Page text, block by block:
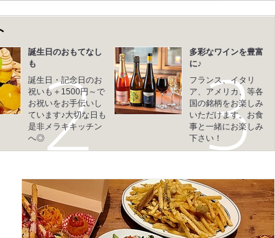
誕生日のおもてなし
も
誕生日・記念日のお
祝いも＋1500円～で
お祝いをお手伝いし
ています♪大切な日も
是非メラキキッチン
へ◎
多彩なワインを豊富
に♪
フランス、イタリ
ア、アメリカ、等各
国の銘柄をお楽しみ
いただけます。お食
事と一緒にお楽しみ
下さい！